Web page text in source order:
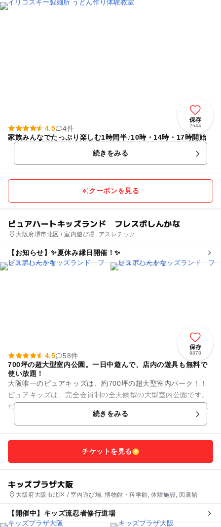
保存
2644
4.5
4件
家族みんなでたっぷり楽しむ1時間半♪10時・14時・17時開始
続きをみる
クーポンを見る
ピュアハートキッズランド フレスポしんかな
大阪府堺市北区 / 室内遊び場, アスレチック
【お知らせ】✨夏休み縁日開催！✨
保存
9878
4.5
58件
700坪の超大型室内公園。一日中遊んで、店内の遊具も無料で
使い放題！
大阪唯一のピュアキッズは、約700坪の超大型室内パーク！！
ピュアキッズは、完全会員制の全天候型の大型室内公園です。
だから、暑い夏の日だって、雨の日も雪の降る寒い日も安心し
続きをみる
チケットを見る
キッズプラザ大阪
大阪府大阪市北区 / 室内遊び場, 博物館・科学館, 体験施設, 図書館
【開催中】キッズ流忍者修行道場